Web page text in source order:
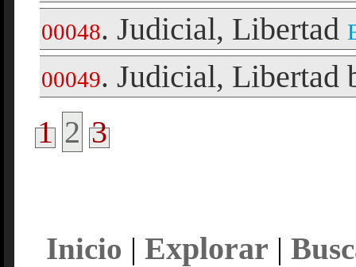
00048. Judicial, Libertad
00049. Judicial, Libertad
1 2 3
Inicio | Explorar |